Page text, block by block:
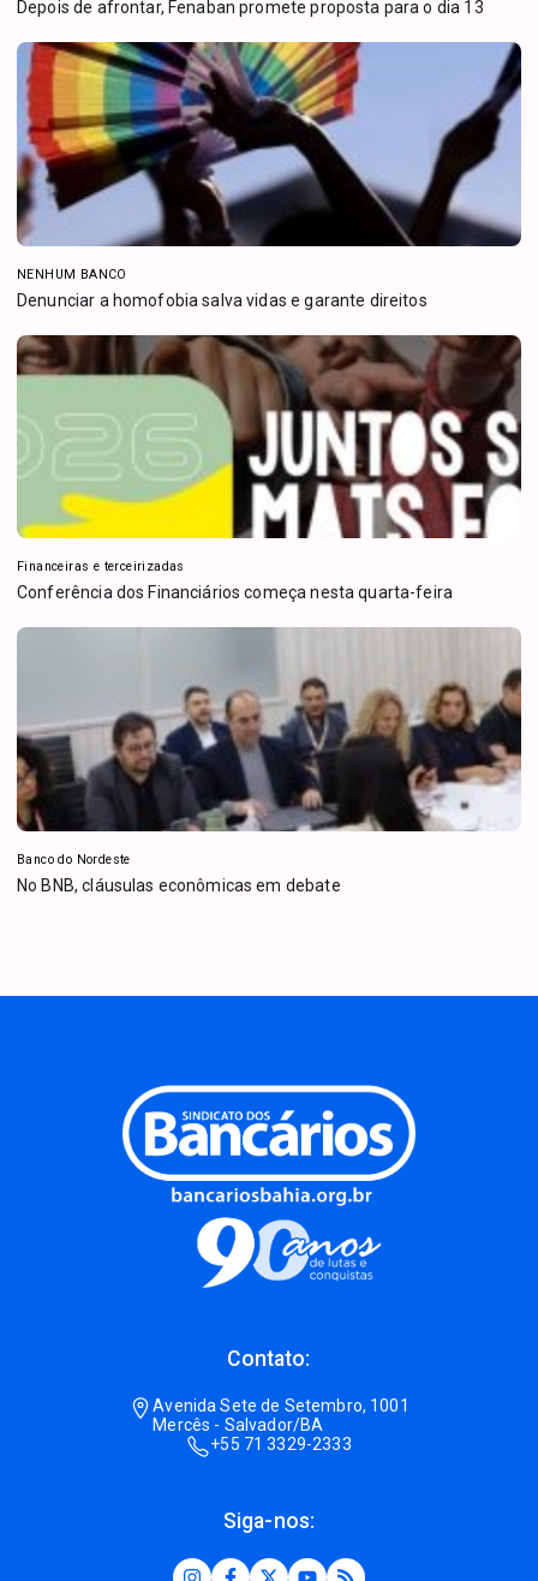
Depois de afrontar, Fenaban promete proposta para o dia 13
NENHUM BANCO
Denunciar a homofobia salva vidas e garante direitos
Financeiras e terceirizadas
Conferência dos Financiários começa nesta quarta-feira
Banco do Nordeste
No BNB, cláusulas econômicas em debate
Contato:
Avenida Sete de Setembro, 1001
Mercês - Salvador/BA
+55 71 3329-2333
Siga-nos: